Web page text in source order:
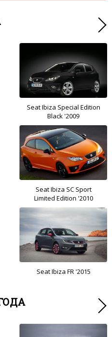
Seat Ibiza Special Edition
Black '2009
Seat Ibiza SC Sport
Limited Edition '2010
Seat Ibiza FR '2015